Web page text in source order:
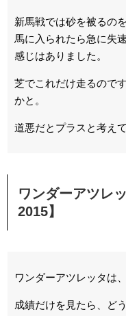
新馬戦では砂を被るの
馬に入られたら急に失
感じはありました。
芝でこれだけ走るので
かと。
道悪だとプラスと考え
ワンダーアツレ
2015】
ワンダーアツレッタは
成績だけを見たら、ど